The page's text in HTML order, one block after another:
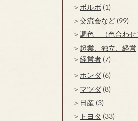
ボルボ (1)
交流会など (99)
調色 （色合わせ
起業、独立、経営
経営者 (7)
ホンダ (6)
マツダ (8)
日産 (3)
トヨタ (33)